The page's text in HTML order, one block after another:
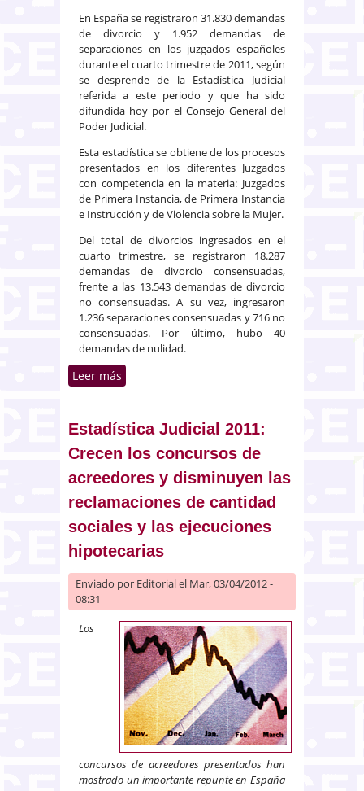
En España se registraron 31.830 demandas
de divorcio y 1.952 demandas de
separaciones en los juzgados españoles
durante el cuarto trimestre de 2011, según
se desprende de la Estadística Judicial
referida a este periodo y que ha sido
difundida hoy por el Consejo General del
Poder Judicial.
Esta estadística se obtiene de los procesos
presentados en los diferentes Juzgados
con competencia en la materia: Juzgados
de Primera Instancia, de Primera Instancia
e Instrucción y de Violencia sobre la Mujer.
Del total de divorcios ingresados en el
cuarto trimestre, se registraron 18.287
demandas de divorcio consensuadas,
frente a las 13.543 demandas de divorcio
no consensuadas. A su vez, ingresaron
1.236 separaciones consensuadas y 716 no
consensuadas. Por último, hubo 40
demandas de nulidad.
Leer más
Estadística Judicial 2011:
Crecen los concursos de
acreedores y disminuyen las
reclamaciones de cantidad
sociales y las ejecuciones
hipotecarias
Enviado por Editorialel Mar, 03/04/2012 -
08:31
Los
concursos de acreedores presentados han
mostrado un importante repunte en España